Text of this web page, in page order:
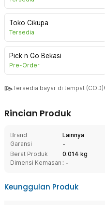
Toko Cikupa
Tersedia
Pick n Go Bekasi
Pre-Order
Tersedia bayar di tempat (COD)
Rincian Produk
Brand
Lainnya
Garansi
-
Berat Produk
0.014 kg
Dimensi Kemasan : -
Keunggulan Produk